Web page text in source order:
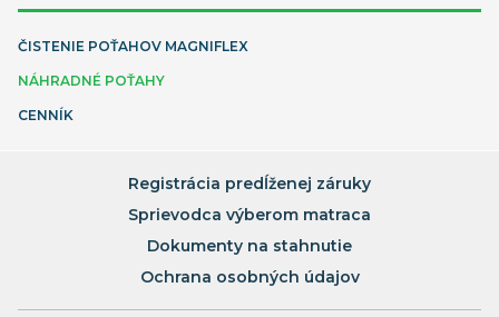
ČISTENIE POŤAHOV MAGNIFLEX
NÁHRADNÉ POŤAHY
CENNÍK
Registrácia predĺženej záruky
Sprievodca výberom matraca
Dokumenty na stahnutie
Ochrana osobných údajov